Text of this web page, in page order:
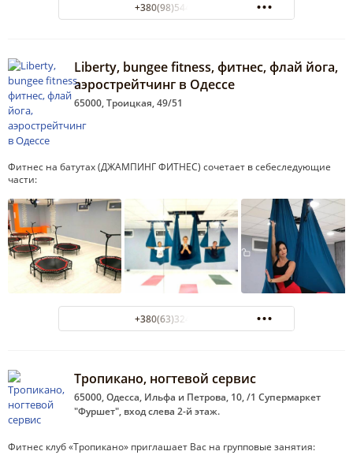
+380(98)544-99-11
Liberty, bungee fitness, фитнес, флай йога,
аэрострейтчинг в Одессе
65000, Троицкая, 49/51
Фитнес на батутах (ДЖАМПИНГ ФИТНЕС) сочетает в себеследующие
части:
+380(63)324-12-54
Тропикано, ногтевой сервис
65000, Одесса, Ильфа и Петрова, 10, /1 Супермаркет
"Фуршет", вход слева 2-й этаж.
Фитнес клуб «Тропикано» приглашает Вас на групповые занятия: